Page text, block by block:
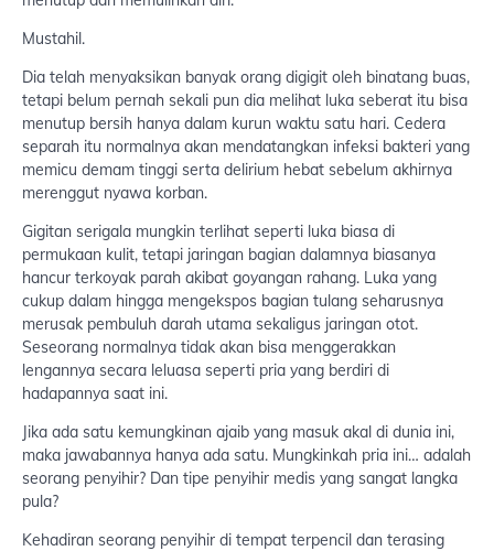
Mustahil.
Dia telah menyaksikan banyak orang digigit oleh binatang buas,
tetapi belum pernah sekali pun dia melihat luka seberat itu bisa
menutup bersih hanya dalam kurun waktu satu hari. Cedera
separah itu normalnya akan mendatangkan infeksi bakteri yang
memicu demam tinggi serta delirium hebat sebelum akhirnya
merenggut nyawa korban.
Gigitan serigala mungkin terlihat seperti luka biasa di
permukaan kulit, tetapi jaringan bagian dalamnya biasanya
hancur terkoyak parah akibat goyangan rahang. Luka yang
cukup dalam hingga mengekspos bagian tulang seharusnya
merusak pembuluh darah utama sekaligus jaringan otot.
Seseorang normalnya tidak akan bisa menggerakkan
lengannya secara leluasa seperti pria yang berdiri di
hadapannya saat ini.
Jika ada satu kemungkinan ajaib yang masuk akal di dunia ini,
maka jawabannya hanya ada satu. Mungkinkah pria ini… adalah
seorang penyihir? Dan tipe penyihir medis yang sangat langka
pula?
Kehadiran seorang penyihir di tempat terpencil dan terasing